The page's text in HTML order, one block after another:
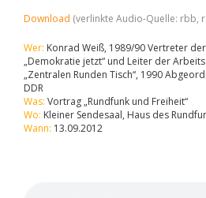
Download (verlinkte Audio-Quelle: rbb,
Wer: Konrad Weiß, 1989/90 Vertreter
„Demokratie jetzt“ und Leiter der
„Zentralen Runden Tisch“, 1990
DDR
Was: Vortrag „Rundfunk und Freiheit“
Wo: Kleiner Sendesaal, Haus des
Wann: 13.09.2012